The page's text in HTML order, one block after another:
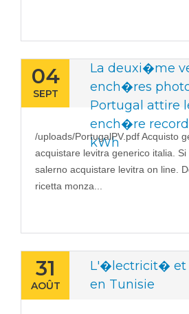
04
SEPT
La deuxi�me
ench�res
Portugal attire
ench�re record
kWh
/uploads/PortugalPV.pdf Acquisto
acquistare levitra generico italia.
salerno acquistare levitra on line.
ricetta monza...
31
AOÛT
L'�lectricit� et
en Tunisie